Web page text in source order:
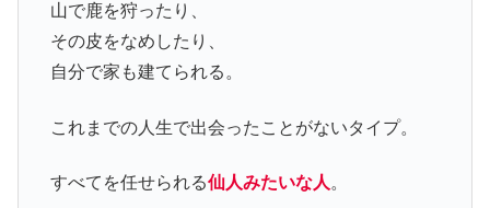
山で鹿を狩ったり、
その皮をなめしたり、
自分で家も建てられる。
これまでの人生で出会ったことがないタイプ。
すべてを任せられる仙人みたいな人 。